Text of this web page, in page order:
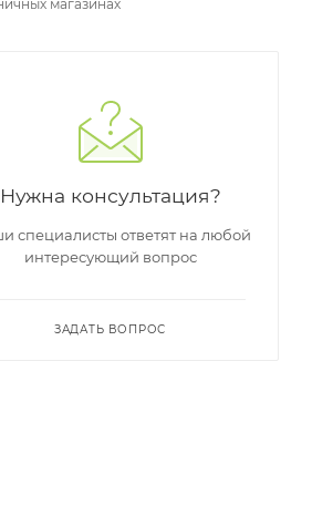
магазинах
Нужна консультация?
специалисты ответят на любой
интересующий вопрос
ЗАДАТЬ ВОПРОС